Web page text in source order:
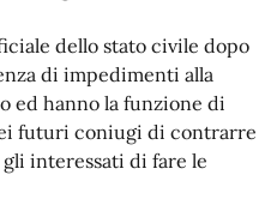
dello stato civile dopo
di impedimenti alla
ed hanno la funzione di
futuri coniugi di contrarre
interessati di fare le